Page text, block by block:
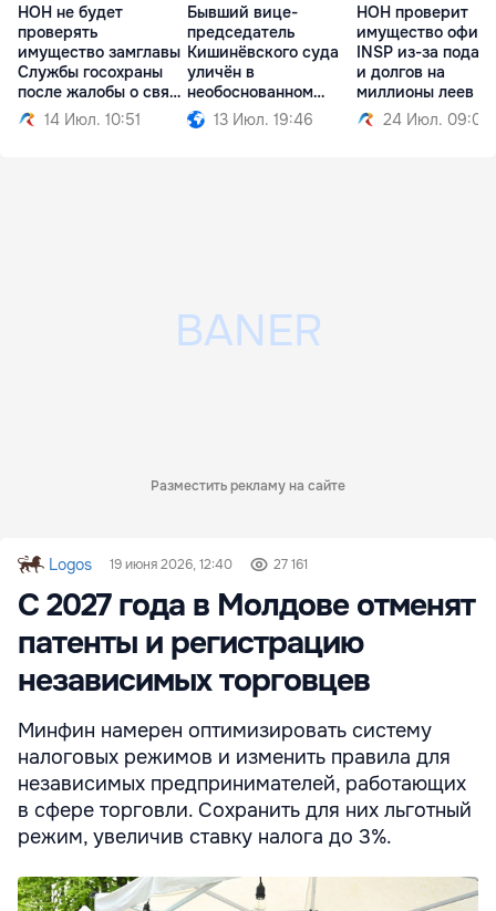
НОН не будет
проверять
имущество замглавы
Службы госохраны
после жалобы о связи
с TUX14 Июл. 10:51
Бывший вице-
председатель
Кишинёвского суда
уличён в
необоснованном
имуществе
13 Июл. 19:46
НОН проверит
имущество
INSP из-за
и долгов на
миллионы леев
24 Июл. 09:01
Разместить рекламу на сайте
Logos 19 июня 2026, 12:40 27 161
С 2027 года в Молдове отменят
патенты и регистрацию
независимых торговцев
Минфин намерен оптимизировать систему
налоговых режимов и изменить правила для
независимых предпринимателей, работающих
в сфере торговли. Сохранить для них льготный
режим, увеличив ставку налога до 3%.